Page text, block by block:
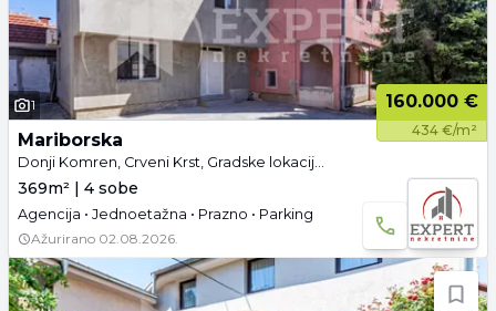
1 160.000 €
434 €/m²
Mariborska
Donji Komren, Crveni Krst, Gradske lokacije, Niš
369m² | 4 sobe
Agencija • Jednoetažna • Prazno • Parking
Ažurirano 02.08.2026.